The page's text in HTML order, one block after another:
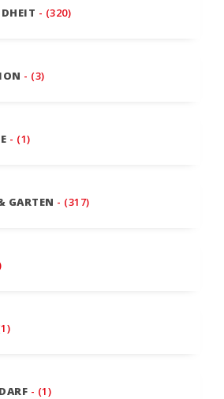
- (320)
- (3)
- (1)
GARTEN - (317)
- (1)